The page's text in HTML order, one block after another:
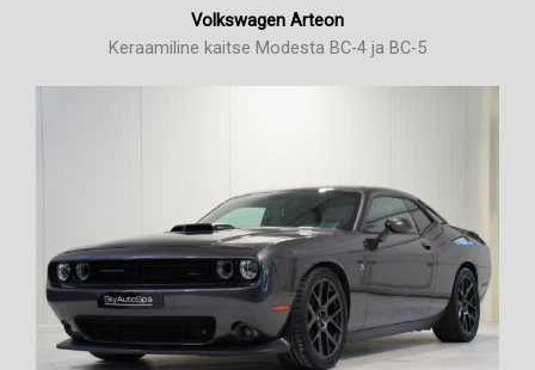
Volkswagen Arteon
Keraamiline kaitse Modesta BC-4 ja BC-5